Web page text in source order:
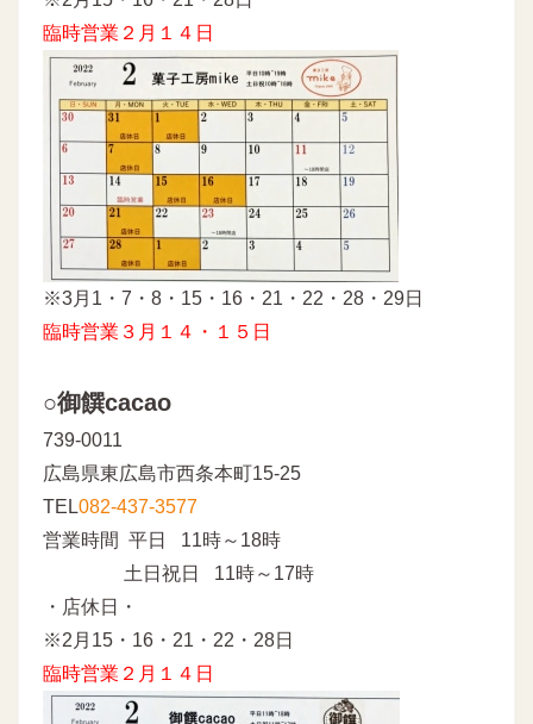
臨時営業２月１４日
※3月1・7・8・15・16・21・22・28・29日
臨時営業３月１４・１５日
○御饌cacao
739-0011
広島県東広島市西条本町15-25
TEL082-437-3577
営業時間 平日 11時～18時
土日祝日 11時～17時
・店休日・
※2月15・16・21・22・28日
臨時営業２月１４日